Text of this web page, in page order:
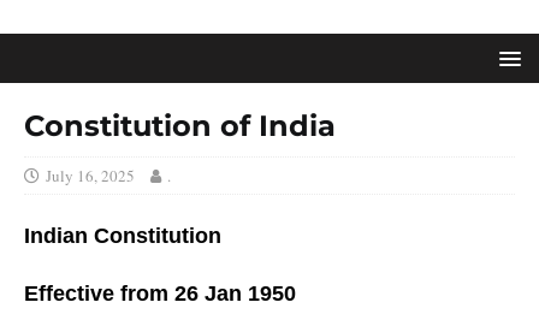
Constitution of India
July 16, 2025 .
Indian Constitution
Effective from 26 Jan 1950